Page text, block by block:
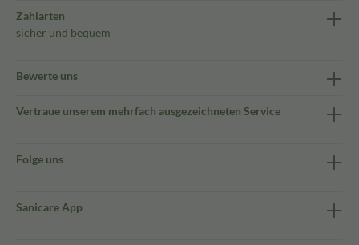
Zahlarten
sicher und bequem
Bewerte uns
Vertraue unserem mehrfach ausgezeichneten Service
Folge uns
Sanicare App